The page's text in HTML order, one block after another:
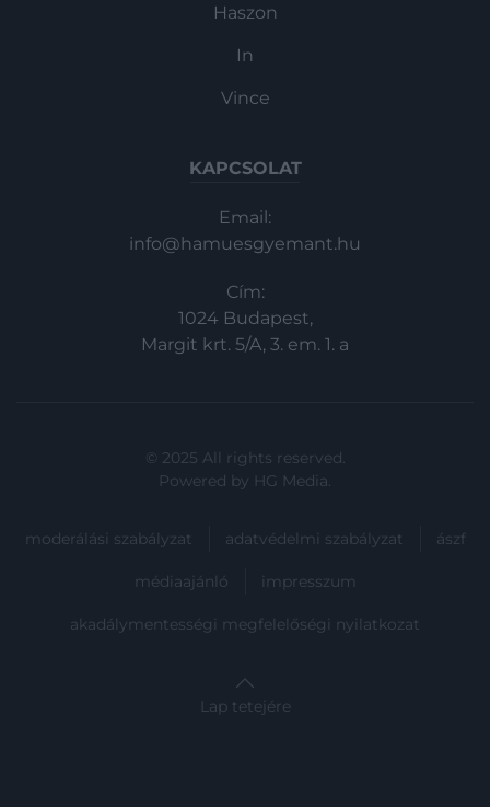
Haszon
In
Vince
KAPCSOLAT
Email:
info@hamuesgyemant.hu
Cím:
1024 Budapest,
Margit krt. 5/A, 3. em. 1. a
© 2025 All rights reserved.
Powered by HG Media
moderálási szabályzat adatvédelmi szabályzat ászf
médiaajánló impresszum
akadálymentességi megfelelőségi nyilatkozat
Lap tetejére